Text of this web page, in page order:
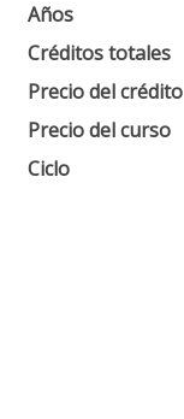
Años
Créditos totales
Precio del crédito
Precio del curso
Ciclo